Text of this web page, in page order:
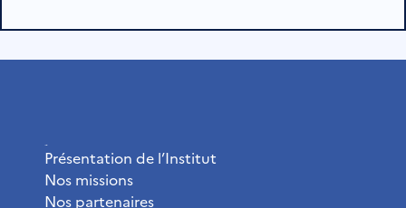
Présentation de l’Institut
Nos missions
Nos partenaires